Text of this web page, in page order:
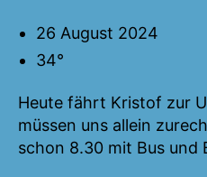
26 August 2024
34°
Heute fährt Kristof zur
müssen uns allein
schon 8.30 mit Bus und